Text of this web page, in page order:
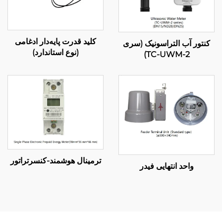
کنتور آب التراسونیک (سری
TC-UWM-2)
کلید قدرت پایه‌دار ادغامی
(نوع استاندارد)
واحد انتهایی فیدر
ترمینال هوشمند-کنسرتراتور